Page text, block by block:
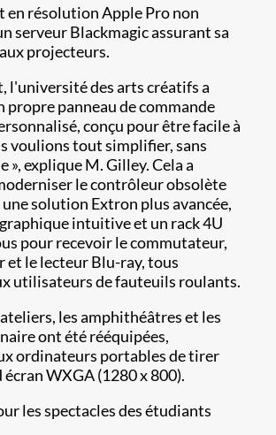
en résolution Apple Pro non
serveur Blackmagic assurant sa
projecteurs.
l'université des arts créatifs a
propre panneau de commande
conçu pour être facile à
voulions tout simplifier, sans
», explique M. Gilley. Cela a
le contrôleur obsolète
solution Extron plus avancée,
intuitive et un rack 4U
pour recevoir le commutateur,
et le lecteur Blu-ray, tous
utilisateurs de fauteuils roulants.
ateliers, les amphithéâtres et les
ont été rééquipées,
ordinateurs portables de tirer
WXGA (1280 x 800).
les spectacles des étudiants